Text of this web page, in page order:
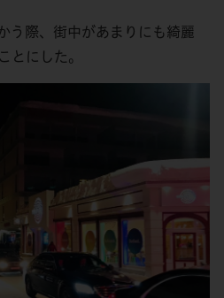
う際、街中があまりにも綺麗
とにした。